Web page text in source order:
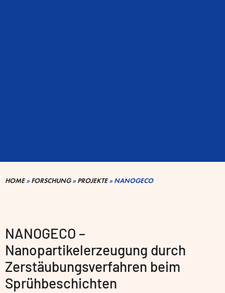
HOME» FORSCHUNG» PROJEKTE» NANOGECO
NANOGECO –
Nanopartikelerzeugung durch
Zerstäubungsverfahren beim
Sprühbeschichten